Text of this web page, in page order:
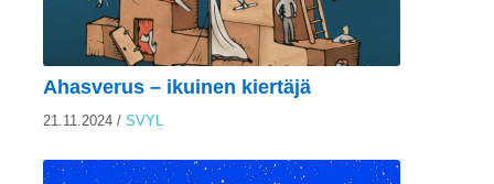
Ostoskori
Tilaus- ja sopimusehdot sekä tietosuojaseloste
Saavutettavuusseloste
Ahasverus – ikuinen kiertäjä
21.11.2024/ SVYL